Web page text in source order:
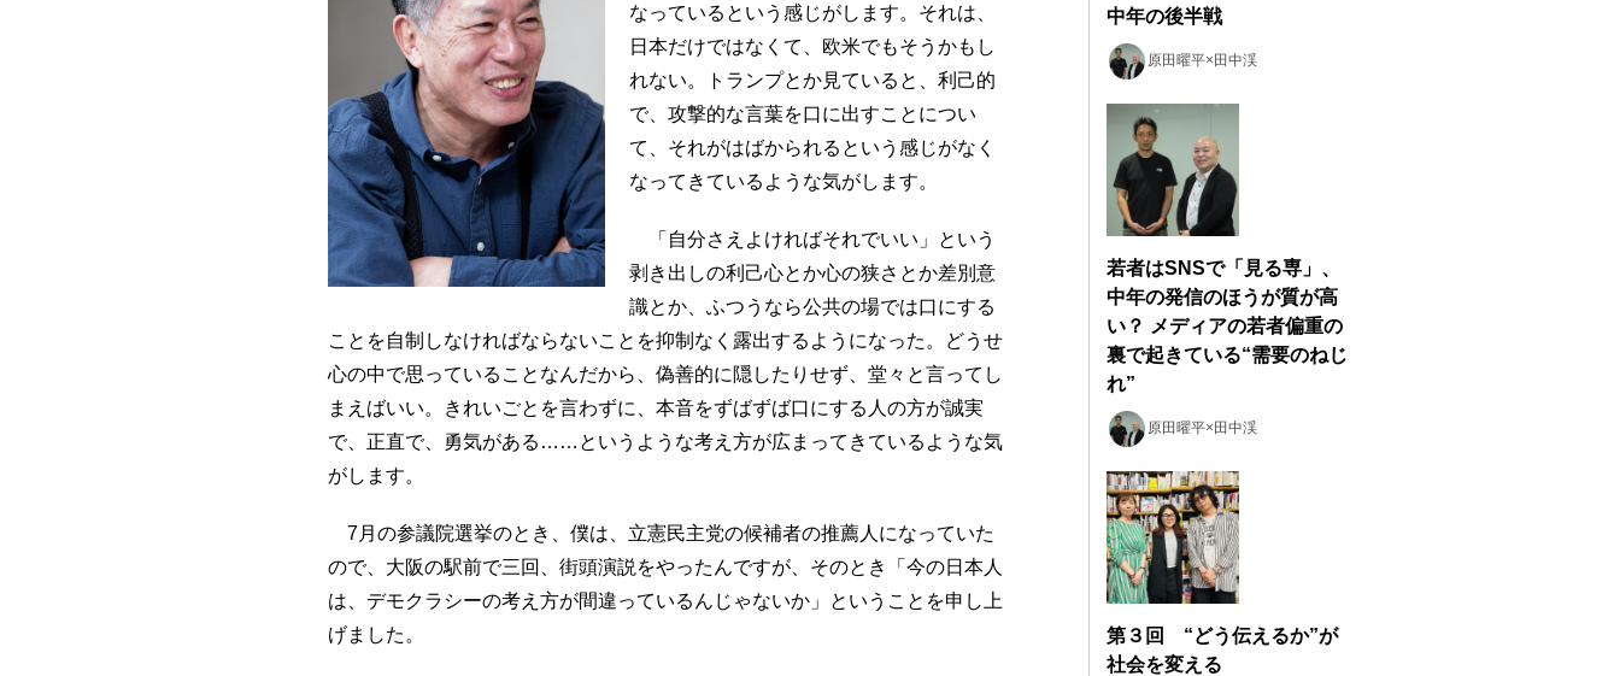
なっているという感じがします。それは、
日本だけではなくて、欧米でもそうかもし
れない。トランプとか見ていると、利己的
で、攻撃的な言葉を口に出すことについ
て、それがはばかられるという感じがなく
なってきているような気がします。
「自分さえよければそれでいい」という
剥き出しの利己心とか心の狭さとか差別意
識とか、ふつうなら公共の場では口にする
ことを自制しなければならないことを抑制なく露出するようになった。どうせ
心の中で思っていることなんだから、偽善的に隠したりせず、堂々と言ってし
まえばいい。きれいごとを言わずに、本音をずばずば口にする人の方が誠実
で、正直で、勇気がある……というような考え方が広まってきているような気
がします。
7月の参議院選挙のとき、僕は、立憲民主党の候補者の推薦人になっていた
ので、大阪の駅前で三回、街頭演説をやったんですが、そのとき「今の日本人
は、デモクラシーの考え方が間違っているんじゃないか」ということを申し上
げました。
中年の後半戦
原田曜平×田中渓
若者はSNSで「見る専」、
中年の発信のほうが質が高
い？ メディアの若者偏重の
裏で起きている“需要のねじ
れ”
原田曜平×田中渓
第３回 “どう伝えるか”が
社会を変える